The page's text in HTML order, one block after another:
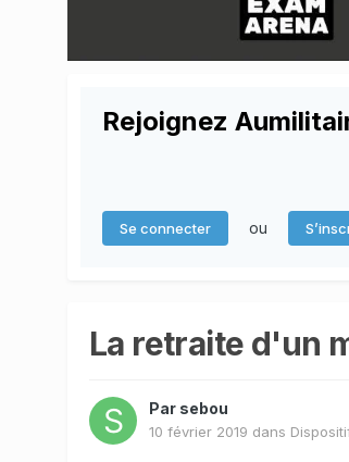
Rejoignez
Se connecter ou
La retraite d'un
Par sebou
10 février 2019 dans